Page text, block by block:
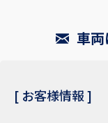
車
[ お客様情報 ]